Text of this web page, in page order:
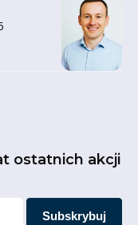
ostatnich akcji
Subskrybuj